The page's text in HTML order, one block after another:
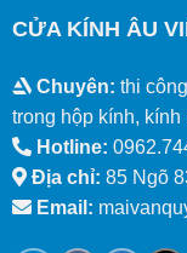
CỬA KÍNH ÂU
Chuyên: thi
trong hộp kính, kính
Hotline:
Địa chỉ: 85 Ngõ
Email: